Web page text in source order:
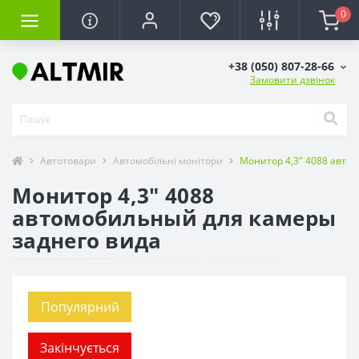
0
+38 (050) 807-28-66
Замовити дзвінок
Автотовари Автомобільні монітори Монитор 4,3" 4088
Монитор 4,3" 4088
автомобильный для камеры
заднего вида
Популярний
Закінчується